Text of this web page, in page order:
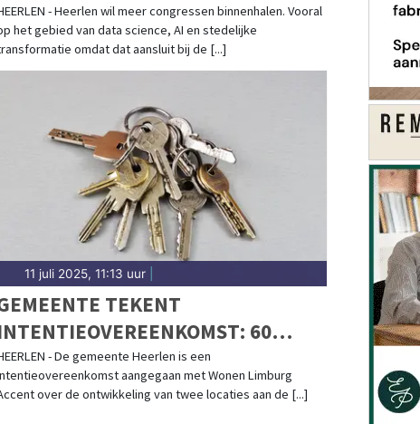
- Heerlen wil meer congressen binnenhalen. Vooral
het gebied van data science, AI en stedelijke
omdat dat aansluit bij de [...]
11 juli 2025, 11:13 uur|
TEKENT
60
AAN DE
- De gemeente Heerlen is een
aangegaan met Wonen Limburg
over de ontwikkeling van twee locaties aan de [...]